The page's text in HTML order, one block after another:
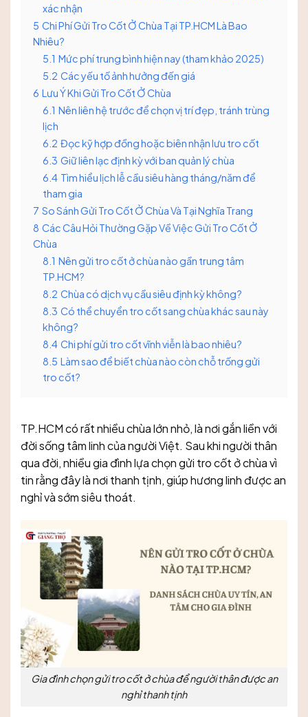
xác nhận
5 Chi Phí Gửi Tro Cốt Ở Chùa Tại TP.HCM Là Bao
Nhiêu?
5.1 Mức phí trung bình hiện nay (tham khảo 2025)
5.2 Các yếu tố ảnh hưởng đến giá
6 Lưu Ý Khi Gửi Tro Cốt Ở Chùa
6.1 Nên liên hệ trước để chọn vị trí đẹp, tránh trùng
lịch
6.2 Đọc kỹ hợp đồng hoặc biên nhận lưu tro cốt
6.3 Giữ liên lạc định kỳ với ban quản lý chùa
6.4 Tìm hiểu lịch lễ cầu siêu hàng tháng/năm để
tham gia
7 So Sánh Gửi Tro Cốt Ở Chùa Và Tại Nghĩa Trang
8 Các Câu Hỏi Thường Gặp Về Việc Gửi Tro Cốt Ở
Chùa
8.1 Nên gửi tro cốt ở chùa nào gần trung tâm
TP.HCM?
8.2 Chùa có dịch vụ cầu siêu định kỳ không?
8.3 Có thể chuyển tro cốt sang chùa khác sau này
không?
8.4 Chi phí gửi tro cốt vĩnh viễn là bao nhiêu?
8.5 Làm sao để biết chùa nào còn chỗ trống gửi
tro cốt?
TP.HCM có rất nhiều chùa lớn nhỏ, là nơi gắn liền với
đời sống tâm linh của người Việt. Sau khi người thân
qua đời, nhiều gia đình lựa chọn gửi tro cốt ở chùa vì
tin rằng đây là nơi thanh tịnh, giúp hương linh được an
nghỉ và sớm siêu thoát.
Gia đình chọn gửi tro cốt ở chùa để người thân được an
nghỉ thanh tịnh